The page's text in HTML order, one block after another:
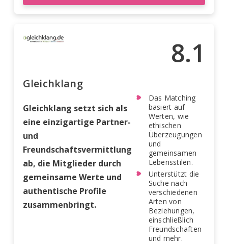
8.1
Gleichklang
Gleichklang setzt sich als
eine einzigartige Partner-
und
Freundschaftsvermittlung
ab, die Mitglieder durch
gemeinsame Werte und
authentische Profile
zusammenbringt.
Das Matching
basiert auf
Werten, wie
ethischen
Überzeugungen
und
gemeinsamen
Lebensstilen.
Unterstützt die
Suche nach
verschiedenen
Arten von
Beziehungen,
einschließlich
Freundschaften
und mehr.